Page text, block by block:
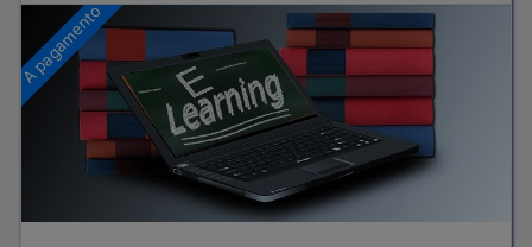
A pagamento